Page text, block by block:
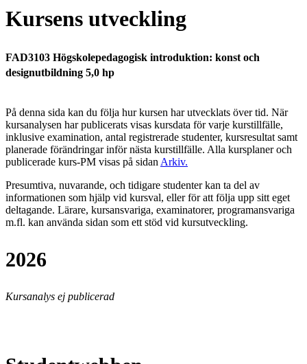
Kursens utveckling
FAD3103 Högskolepedagogisk introduktion: konst och
designutbildning 5,0 hp
På denna sida kan du följa hur kursen har utvecklats över tid. När
kursanalysen har publicerats visas kursdata för varje kurstillfälle,
inklusive examination, antal registrerade studenter, kursresultat samt
planerade förändringar inför nästa kurstillfälle. Alla kursplaner och
publicerade kurs-PM visas på sidan Arkiv.
Presumtiva, nuvarande, och tidigare studenter kan ta del av
informationen som hjälp vid kursval, eller för att följa upp sitt eget
deltagande. Lärare, kursansvariga, examinatorer, programansvariga
m.fl. kan använda sidan som ett stöd vid kursutveckling.
2026
Kursanalys ej publicerad